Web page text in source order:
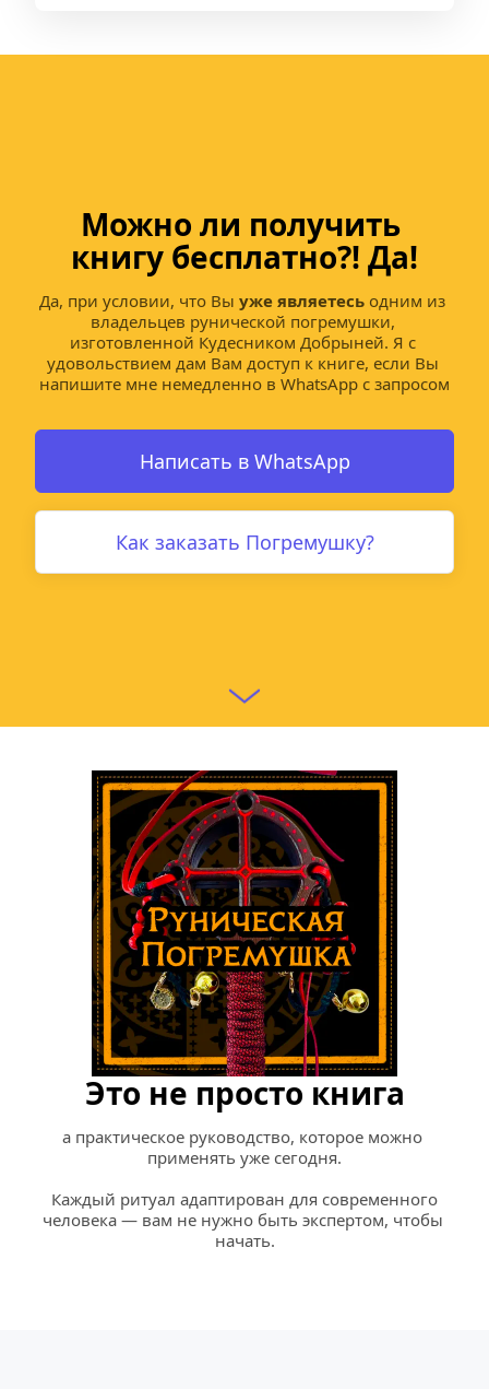
Можно ли получить
книгу бесплатно?! Да!
Да, при условии, что Вы уже являетесь одним из
владельцев рунической погремушки,
изготовленной Кудесником Добрыней. Я с
удовольствием дам Вам доступ к книге, если Вы
напишите мне немедленно в WhatsApp с запросом
Написать в WhatsApp
Как заказать Погремушку?
Это не просто книга
а практическое руководство, которое можно
применять уже сегодня.
человека — вам не нужно быть экспертом, чтобы
начать.